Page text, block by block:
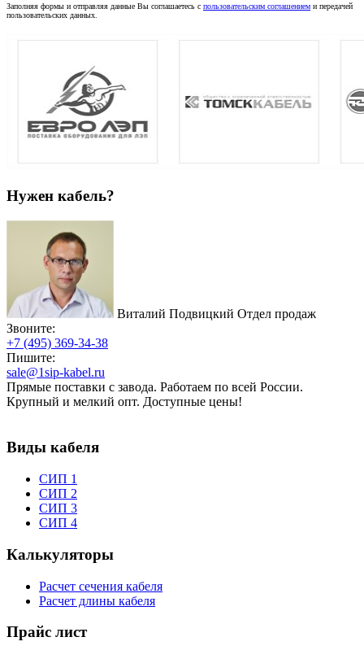
Заполняя формы и отправляя данные Вы соглашаетесь с пользовательским соглашением и передачей
пользовательских данных.
Нужен кабель?
Виталий Подвицкий Отдел продаж
Звоните:
+7 (495) 369-34-38
Пишите:
sale@1sip-kabel.ru
Прямые поставки с завода. Работаем по всей России.
Крупный и мелкий опт. Доступные цены!
Виды кабеля
СИП 1
СИП 2
СИП 3
СИП 4
Калькуляторы
Расчет сечения кабеля
Расчет длины кабеля
Прайс лист